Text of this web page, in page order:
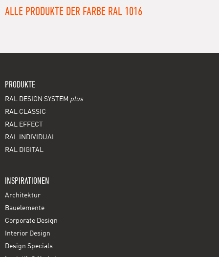
ALLE PRODUKTE DER FARBE RAL 1016
PRODUKTE
RAL DESIGN SYSTEM plus
RAL CLASSIC
RAL EFFECT
RAL INDIVIDUAL
RAL DIGITAL
INSPIRATIONEN
Architektur
Bauelemente
Corporate Design
Interior Design
Design Specials